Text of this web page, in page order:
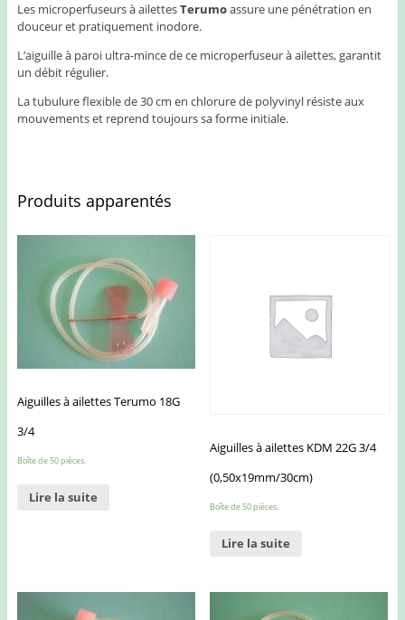
Les microperfuseurs à ailettesTerumoassure une pénétration en
douceur et pratiquement inodore.
L’aiguille à paroi ultra-mince de ce microperfuseur à ailettes, garantit
un débit régulier.
La tubulure flexible de 30 cm en chlorure de polyvinyl résiste aux
mouvements et reprend toujours sa forme initiale.
Produits apparentés
Aiguilles à ailettes Terumo 18G
3/4
Boîte de 50 pièces.
Lire la suite
Aiguilles à ailettes KDM 22G 3/4
(0,50x19mm/30cm)
Boîte de 50 pièces.
Lire la suite